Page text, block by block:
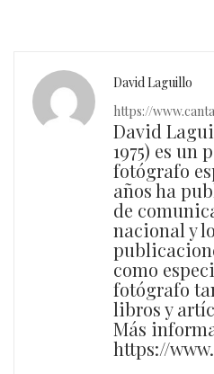
David Laguillo
https://
David
1975) es un
fotógrafo
años ha
de
nacional y
como
fotógrafo
libros y
Más
https://